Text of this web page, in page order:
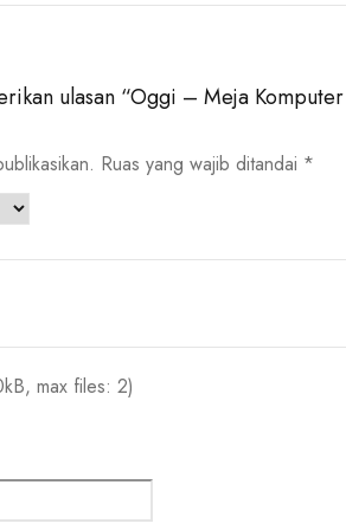
ulasan “Oggi – Meja
Ruas yang wajib ditandai *
max files: 2)